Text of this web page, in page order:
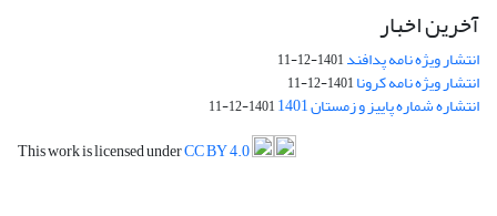
آخرین اخبار
انتشار ویژه نامه پدافند1401-12-11
انتشار ویژه نامه کرونا1401-12-11
انتشاره شماره پاییز و زمستان 1401 1401-12-11
This work is licensed underCC BY 4.0